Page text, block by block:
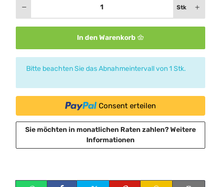
Stk
In den Warenkorb
x
Bitte beachten Sie das Abnahmeintervall von 1 Stk.
Consent erteilen
Sie möchten in monatlichen Raten zahlen?Weitere
Informationen